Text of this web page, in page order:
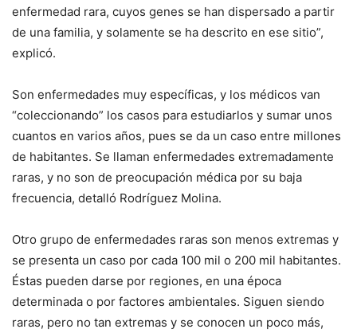
enfermedad rara, cuyos genes se han dispersado a partir
de una familia, y solamente se ha descrito en ese sitio”,
explicó.
Son enfermedades muy específicas, y los médicos van
“coleccionando” los casos para estudiarlos y sumar unos
cuantos en varios años, pues se da un caso entre millones
de habitantes. Se llaman enfermedades extremadamente
raras, y no son de preocupación médica por su baja
frecuencia, detalló Rodríguez Molina.
Otro grupo de enfermedades raras son menos extremas y
se presenta un caso por cada 100 mil o 200 mil habitantes.
Éstas pueden darse por regiones, en una época
determinada o por factores ambientales. Siguen siendo
raras, pero no tan extremas y se conocen un poco más,